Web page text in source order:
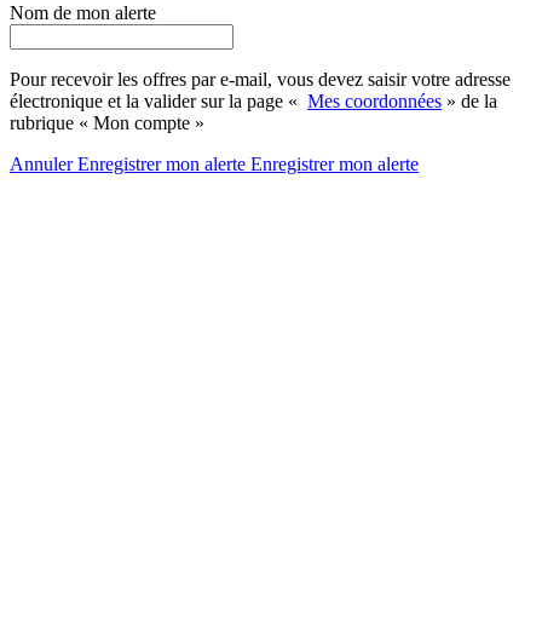
Nom de mon alerte
Pour recevoir les offres par e-mail, vous devez saisir votre adresse
électronique et la valider sur la page « Mes coordonnées » de la
rubrique « Mon compte »
AnnulerEnregistrer mon alerte Enregistrermon alerte